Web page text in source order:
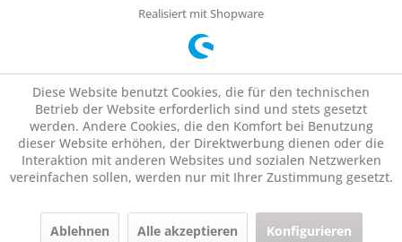
Realisiert mit Shopware
Diese Website benutzt Cookies, die für den technischen
Betrieb der Website erforderlich sind und stets gesetzt
werden. Andere Cookies, die den Komfort bei Benutzung
dieser Website erhöhen, der Direktwerbung dienen oder die
Interaktion mit anderen Websites und sozialen Netzwerken
vereinfachen sollen, werden nur mit Ihrer Zustimmung gesetzt.
Ablehnen Alle akzeptieren Konfigurieren